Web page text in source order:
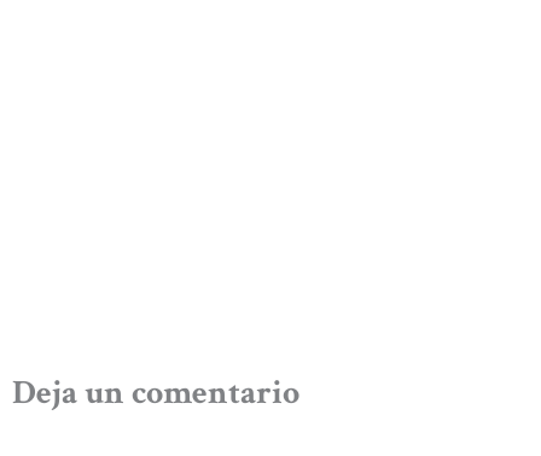
Deja un comentario